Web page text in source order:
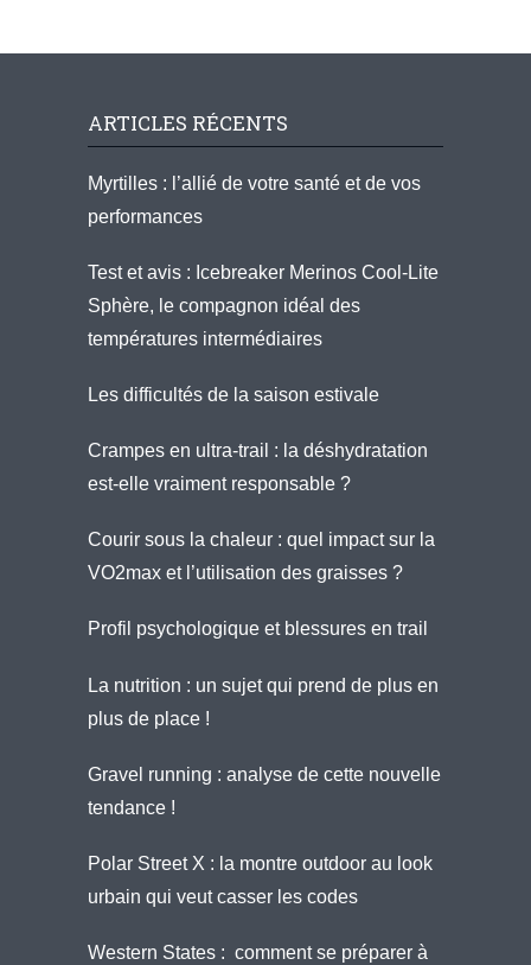
ARTICLES RÉCENTS
Myrtilles : l’allié de votre santé et de vos
performances
Test et avis : Icebreaker Merinos Cool-Lite
Sphère, le compagnon idéal des
températures intermédiaires
Les difficultés de la saison estivale
Crampes en ultra-trail : la déshydratation
est-elle vraiment responsable ?
Courir sous la chaleur : quel impact sur la
VO2max et l’utilisation des graisses ?
Profil psychologique et blessures en trail
La nutrition : un sujet qui prend de plus en
plus de place !
Gravel running : analyse de cette nouvelle
tendance !
Polar Street X : la montre outdoor au look
urbain qui veut casser les codes
Western States : comment se préparer à